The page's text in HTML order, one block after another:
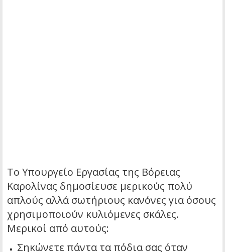
Το Υπουργείο Εργασίας της Βόρειας
Καρολίνας δημοσίευσε μερικούς πολύ
απλούς αλλά σωτήριους κανόνες για όσους
χρησιμοποιούν κυλιόμενες σκάλες.
Μερικοί από αυτούς:
Σηκώνετε πάντα τα πόδια σας όταν